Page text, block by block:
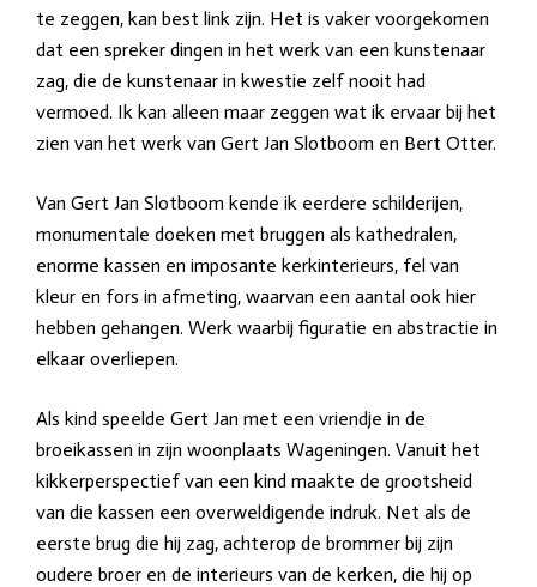
te zeggen, kan best link zijn. Het is vaker voorgekomen
dat een spreker dingen in het werk van een kunstenaar
zag, die de kunstenaar in kwestie zelf nooit had
vermoed. Ik kan alleen maar zeggen wat ik ervaar bij het
zien van het werk van Gert Jan Slotboom en Bert Otter.
Van Gert Jan Slotboom kende ik eerdere schilderijen,
monumentale doeken met bruggen als kathedralen,
enorme kassen en imposante kerkinterieurs, fel van
kleur en fors in afmeting, waarvan een aantal ook hier
hebben gehangen. Werk waarbij figuratie en abstractie in
elkaar overliepen.
Als kind speelde Gert Jan met een vriendje in de
broeikassen in zijn woonplaats Wageningen. Vanuit het
kikkerperspectief van een kind maakte de grootsheid
van die kassen een overweldigende indruk. Net als de
eerste brug die hij zag, achterop de brommer bij zijn
oudere broer en de interieurs van de kerken, die hij op